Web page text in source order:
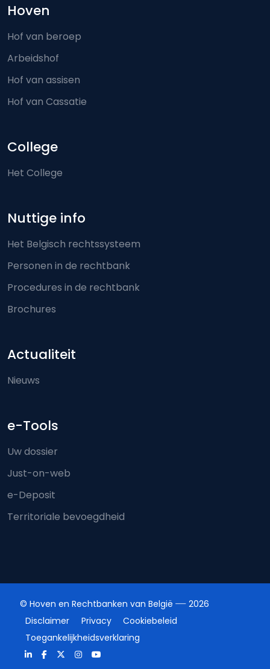
Hoven
Hof van beroep
Arbeidshof
Hof van assisen
Hof van Cassatie
College
Het College
Nuttige info
Het Belgisch rechtssysteem
Personen in de rechtbank
Procedures in de rechtbank
Brochures
Actualiteit
Nieuws
e-Tools
Uw dossier
Just-on-web
e-Deposit
Territoriale bevoegdheid
© Hoven en Rechtbanken van België
2026
Disclaimer
Privacy
Cookiebeleid
Toegankelijkheidsverklaring